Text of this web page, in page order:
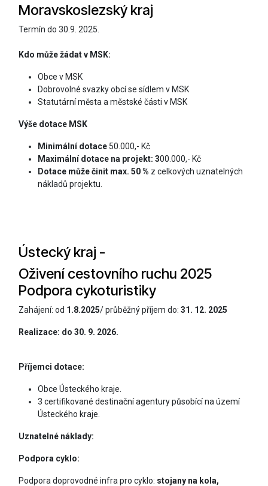
Moravskoslezský kraj
Termín do 30.9. 2025.
Kdo může žádat v MSK:
Obce v MSK
Dobrovolné svazky obcí se sídlem v MSK
Statutární města a městské části v MSK
Výše dotace MSK
Minimální dotace 50.000,- Kč
Maximální dotace na projekt: 300.000,- Kč
Dotace může činit max. 50 % z celkových uznatelných
nákladů projektu.
Ústecký kraj -
Oživení cestovního ruchu 2025
Podpora cykoturistiky
Zahájení: od 1.8.2025/ průběžný příjem do: 31. 12. 2025
Realizace: do 30. 9. 2026.
Příjemci dotace:
Obce Ústeckého kraje.
3 certifikované destinační agentury působící na území
Ústeckého kraje.
Uznatelné náklady:
Podpora cyklo:
Podpora doprovodné infra pro cyklo: stojany na kola,